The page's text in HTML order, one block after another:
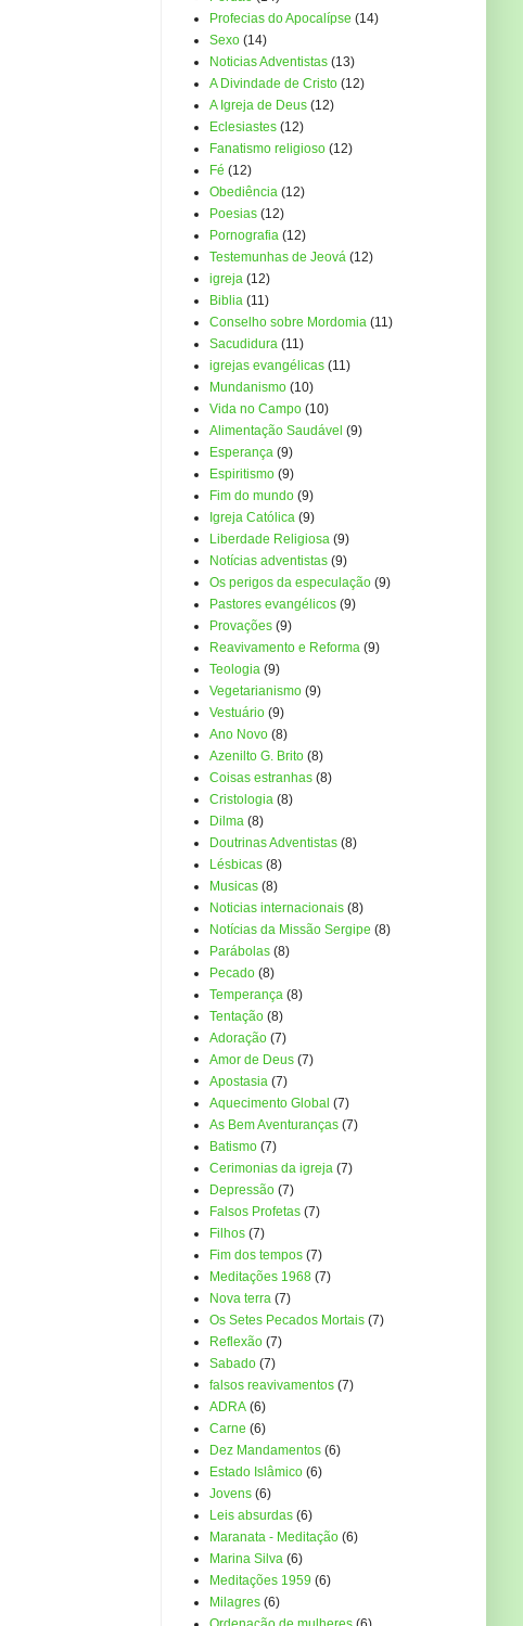
Profecias do Apocalípse (14)
Sexo (14)
Noticias Adventistas (13)
A Divindade de Cristo (12)
A Igreja de Deus (12)
Eclesiastes (12)
Fanatismo religioso (12)
Fé (12)
Obediência (12)
Poesias (12)
Pornografia (12)
Testemunhas de Jeová (12)
igreja (12)
Biblia (11)
Conselho sobre Mordomia (11)
Sacudidura (11)
igrejas evangélicas (11)
Mundanismo (10)
Vida no Campo (10)
Alimentação Saudável (9)
Esperança (9)
Espiritismo (9)
Fim do mundo (9)
Igreja Católica (9)
Liberdade Religiosa (9)
Notícias adventistas (9)
Os perigos da especulação (9)
Pastores evangélicos (9)
Provações (9)
Reavivamento e Reforma (9)
Teologia (9)
Vegetarianismo (9)
Vestuário (9)
Ano Novo (8)
Azenilto G. Brito (8)
Coisas estranhas (8)
Cristologia (8)
Dilma (8)
Doutrinas Adventistas (8)
Lésbicas (8)
Musicas (8)
Noticias internacionais (8)
Notícias da Missão Sergipe (8)
Parábolas (8)
Pecado (8)
Temperança (8)
Tentação (8)
Adoração (7)
Amor de Deus (7)
Apostasia (7)
Aquecimento Global (7)
As Bem Aventuranças (7)
Batismo (7)
Cerimonias da igreja (7)
Depressão (7)
Falsos Profetas (7)
Filhos (7)
Fim dos tempos (7)
Meditações 1968 (7)
Nova terra (7)
Os Setes Pecados Mortais (7)
Reflexão (7)
Sabado (7)
falsos reavivamentos (7)
ADRA (6)
Carne (6)
Dez Mandamentos (6)
Estado Islâmico (6)
Jovens (6)
Leis absurdas (6)
Maranata - Meditação (6)
Marina Silva (6)
Meditações 1959 (6)
Milagres (6)